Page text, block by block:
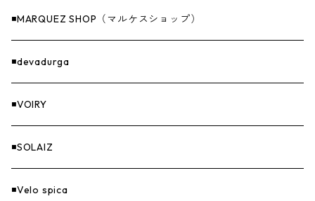
燃料
GOODS
◾️MARQUEZ SHOP（マルケスショップ）
◾️devadurga
◾️VOIRY
◾️SOLAIZ
◾️Velo spica